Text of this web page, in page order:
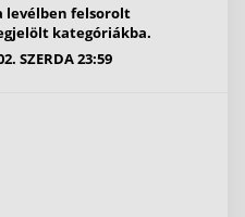
levélben felsorolt
kategóriákba.
SZERDA 23:59